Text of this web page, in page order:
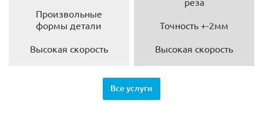
Произвольные
формы детали
Высокая скорость
Точность +-2мм
Высокая скорость
Все услуги